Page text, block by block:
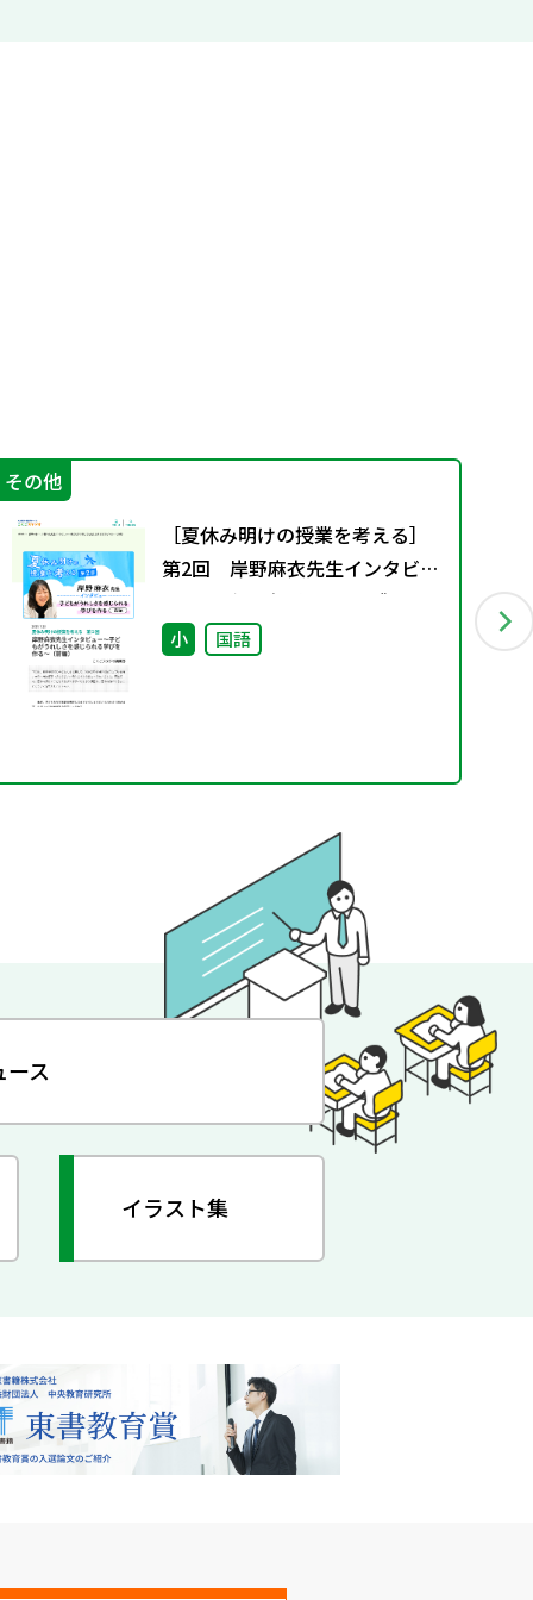
その他
［夏休み明けの授業を考える］
第2回 岸野麻衣先生インタビュ
ー～子どもがうれしさを感じら
れる学びを作る～（前編）
小 国語
ース
イラスト集